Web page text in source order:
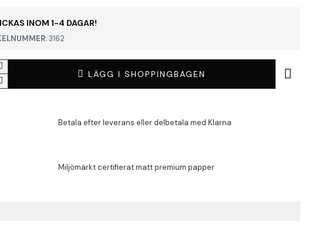
INOM 1-4 DAGAR!
3162
LÄGG I SHOPPINGBAGEN